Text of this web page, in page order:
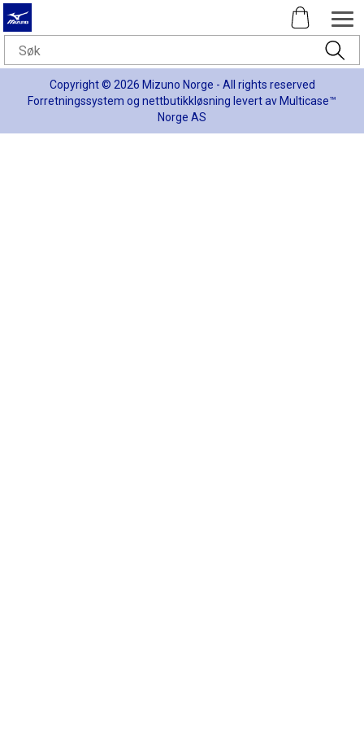
Copyright © 2026 Mizuno Norge - All rights reserved
Forretningssystem og nettbutikkløsning levert av Multicase™
Norge AS